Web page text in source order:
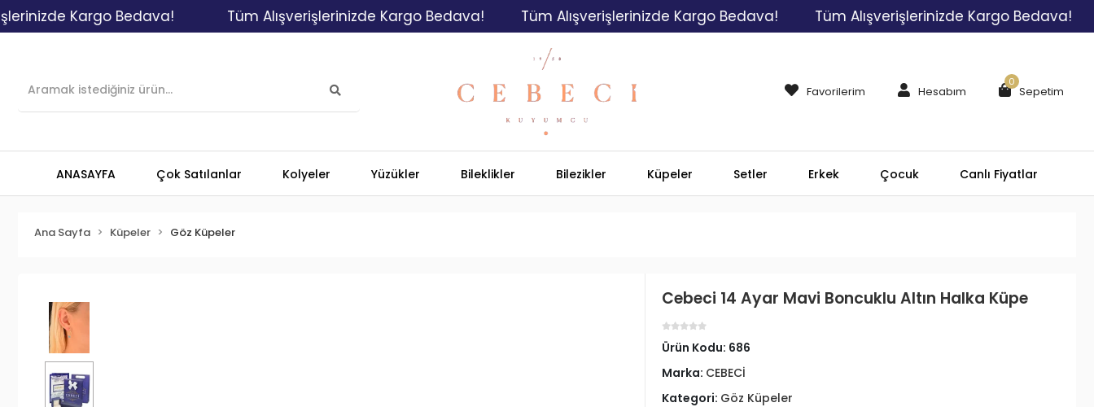
Kargo Bedava! Tüm Alışverişlerinizde Kargo Bedava! Tüm Alışverişlerinizde Kargo Bedava! Tüm Alışverişlerinizde Kargo Bedava!
Favorilerim Hesabım Sepetim
0
ANASAYFA Çok Satılanlar Kolyeler Yüzükler Bileklikler Bilezikler Küpeler Setler Erkek Çocuk Canlı Fiyatlar
Ana Sayfa Küpeler Göz Küpeler
Cebeci 14 Ayar Mavi Boncuklu Altın Halka Küpe
Ürün Kodu: 686
Marka: CEBECİ
Kategori: Göz Küpeler